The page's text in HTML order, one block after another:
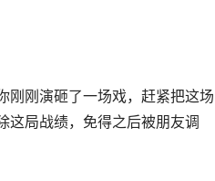
刚刚演砸了一场戏，赶紧把这场
这局战绩，免得之后被朋友调